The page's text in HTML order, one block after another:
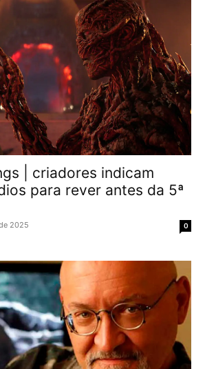
| criadores indicam
para rever antes da 5ª
2025 0